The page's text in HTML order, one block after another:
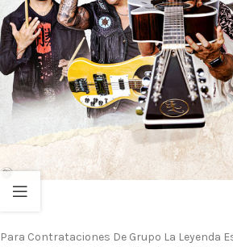
Para Contrataciones De Grupo La Leyenda